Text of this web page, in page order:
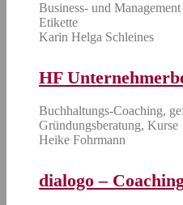
Business- und
Etikette
Karin Helga Schleines
HF
Buchhaltungs-Coaching,
Gründungsberatung, Kurse
Heike Fohrmann
dialogo –